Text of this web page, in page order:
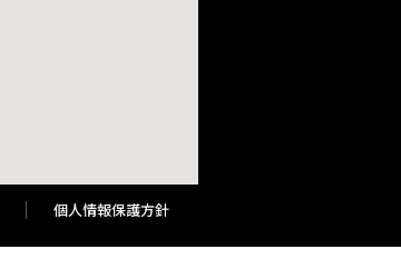
個人情報保護方針